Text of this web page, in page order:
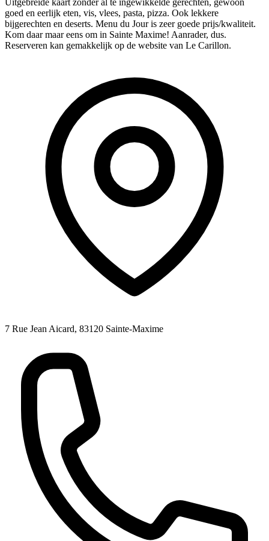
Uitgebreide kaart zonder al te ingewikkelde gerechten, gewoon
goed en eerlijk eten, vis, vlees, pasta, pizza. Ook lekkere
bijgerechten en deserts. Menu du Jour is zeer goede prijs/kwaliteit.
Kom daar maar eens om in Sainte Maxime! Aanrader, dus.
Reserveren kan gemakkelijk op de website van Le Carillon.
7 Rue Jean Aicard, 83120 Sainte-Maxime